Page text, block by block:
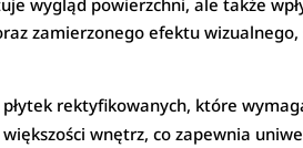
wygląd powierzchni, ale także
zamierzonego efektu
płytek rektyfikowanych, które
wnętrz, co zapewnia